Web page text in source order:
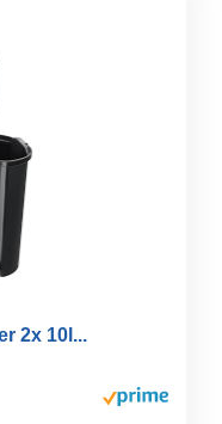
2x 10l...